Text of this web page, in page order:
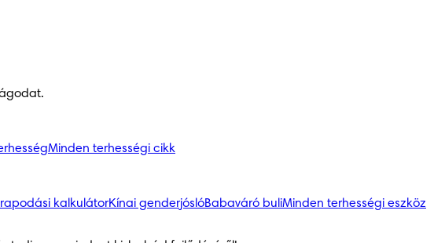
Minden terhességi cikk
kalkulátorKínai genderjóslóBabaváró buliMinden terhességi eszköz